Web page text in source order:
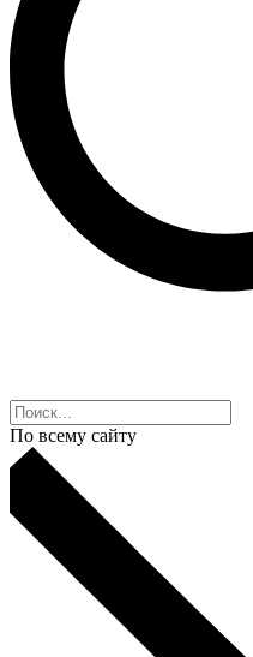
По всему сайту